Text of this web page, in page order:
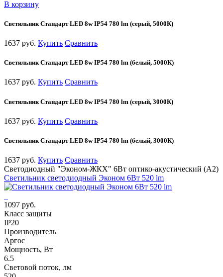
В корзину
Cветильник Стандарт LED 8w IP54 780 lm (серый, 5000К)
1637 руб. Купить Сравнить
Cветильник Стандарт LED 8w IP54 780 lm (белый, 5000К)
1637 руб. Купить Сравнить
Cветильник Стандарт LED 8w IP54 780 lm (серый, 3000К)
1637 руб. Купить Сравнить
Cветильник Стандарт LED 8w IP54 780 lm (белый, 3000К)
1637 руб. Купить Сравнить
Светодиодный "Эконом-ЖКХ" 6Вт оптико-акустический (А2)
Светильник светодиодный Эконом 6Вт 520 lm
1097 руб.
Класс защиты
IP20
Производитель
Аргос
Мощность, Вт
6.5
Световой поток, лм